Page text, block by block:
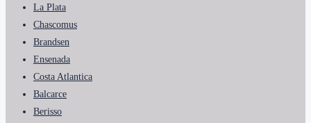
La Plata
Chascomus
Brandsen
Ensenada
Costa Atlantica
Balcarce
Berisso